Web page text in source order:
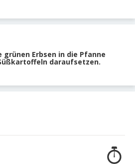
grünen Erbsen in die Pfanne
daraufsetzen.